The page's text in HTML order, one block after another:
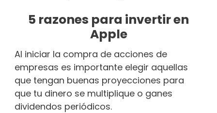
5 razones para invertir en
Apple
Al iniciar la compra de acciones de
empresas es importante elegir aquellas
que tengan buenas proyecciones para
que tu dinero se multiplique o ganes
dividendos periódicos.